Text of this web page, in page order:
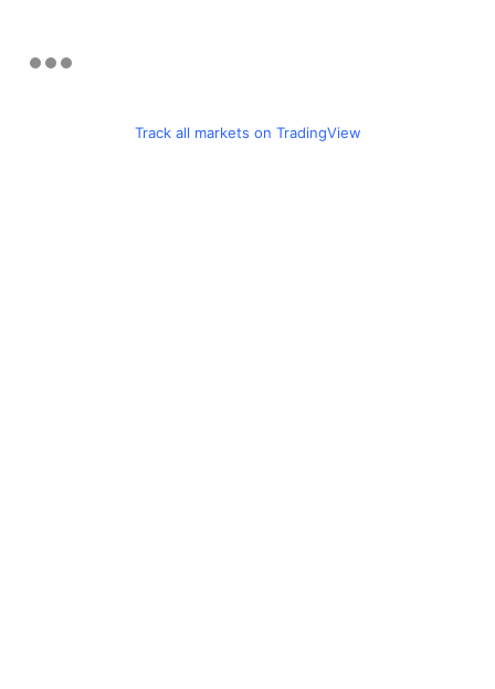
Track all markets on TradingView